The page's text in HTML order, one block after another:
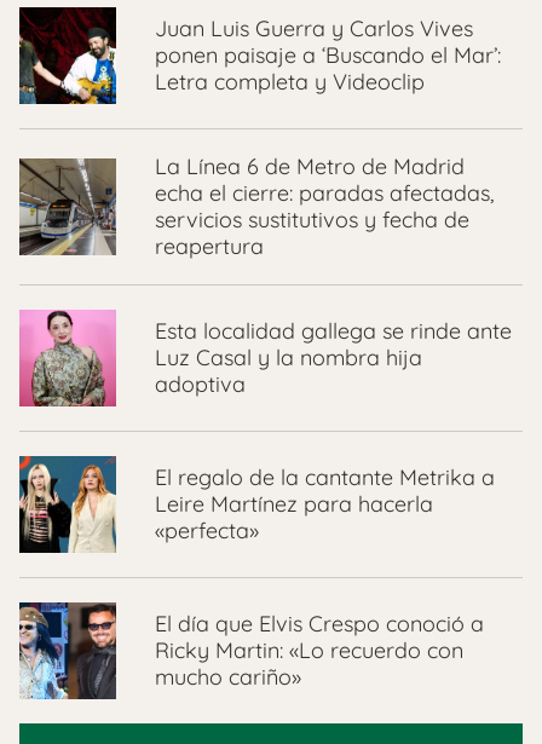
Juan Luis Guerra y Carlos Vives
ponen paisaje a ‘Buscando el Mar’:
Letra completa y Videoclip
La Línea 6 de Metro de Madrid
echa el cierre: paradas afectadas,
servicios sustitutivos y fecha de
reapertura
Esta localidad gallega se rinde ante
Luz Casal y la nombra hija
adoptiva
El regalo de la cantante Metrika a
Leire Martínez para hacerla
«perfecta»
El día que Elvis Crespo conoció a
Ricky Martin: «Lo recuerdo con
mucho cariño»